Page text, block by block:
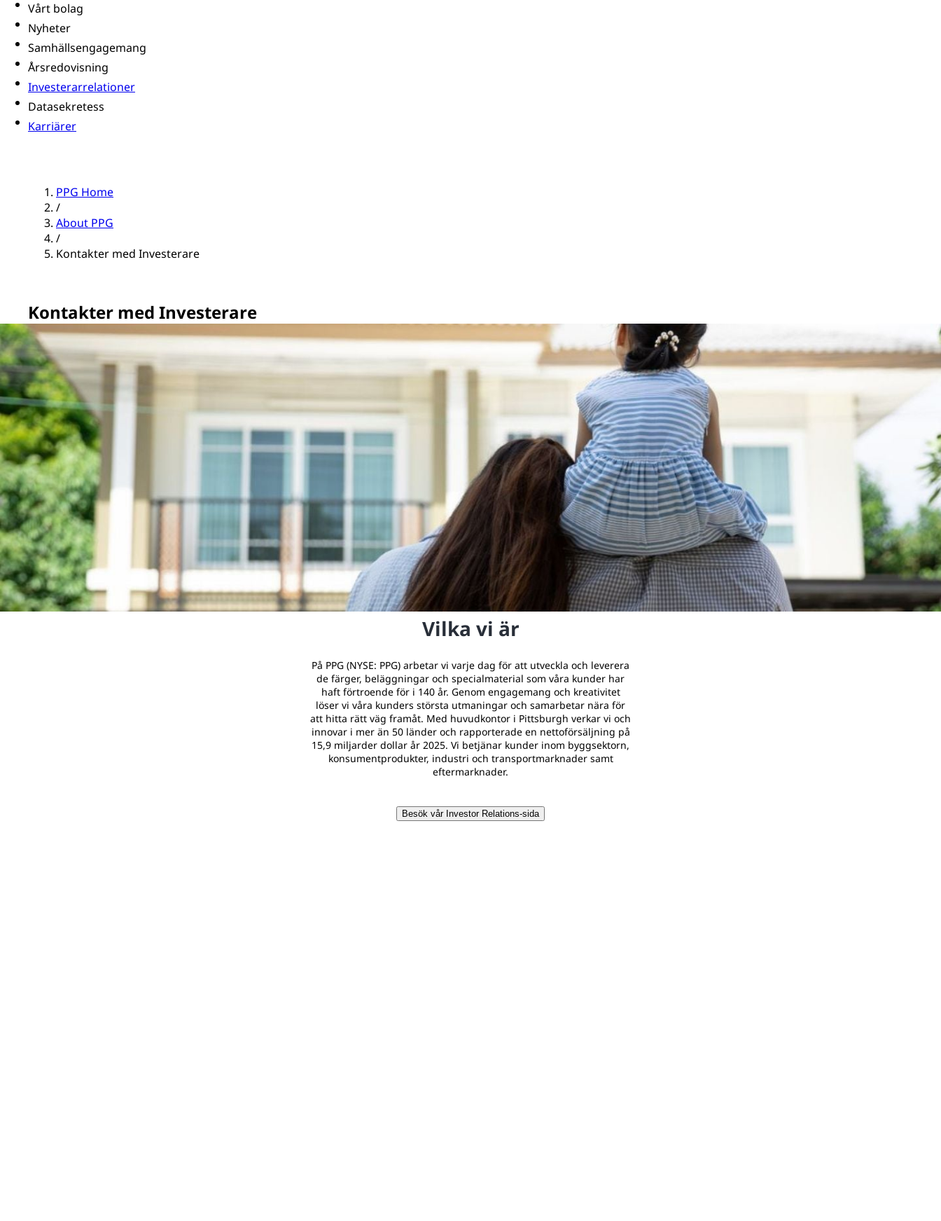
Vårt bolag
Nyheter
Samhällsengagemang
Årsredovisning
Investerarrelationer
Datasekretess
Karriärer
PPG Home
/
About PPG
/
Kontakter med Investerare
Kontakter med Investerare
Vilka vi är
På PPG (NYSE: PPG) arbetar vi varje dag för att utveckla och leverera
de färger, beläggningar och specialmaterial som våra kunder har
haft förtroende för i 140 år. Genom engagemang och kreativitet
löser vi våra kunders största utmaningar och samarbetar nära för
att hitta rätt väg framåt. Med huvudkontor i Pittsburgh verkar vi och
innovar i mer än 50 länder och rapporterade en nettoförsäljning på
15,9 miljarder dollar år 2025. Vi betjänar kunder inom byggsektorn,
konsumentprodukter, industri och transportmarknader samt
eftermarknader.
Besök vår Investor Relations-sida